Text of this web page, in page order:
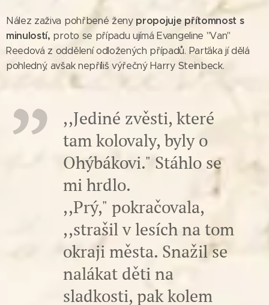
Nález zaživa pohřbené ženy propojuje přítomnost s
minulostí, proto se případu ujímá Evangeline "Van"
Reedová z oddělení odložených případů. Parťáka jí dělá
pohledný, avšak nepříliš výřečný Harry Steinbeck.
,,Jediné zvěsti, které
tam kolovaly, byly o
Ohýbákovi." Stáhlo se
mi hrdlo.
,,Prý," pokračovala,
,,strašil v lesích na tom
okraji města. Snažil se
nalákat děti na
sladkosti, pak kolem